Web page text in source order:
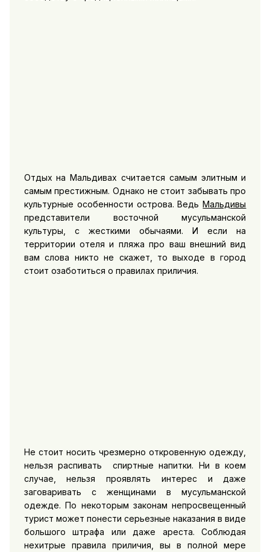
Отдых на Мальдивах считается самым элитным и
самым престижным. Однако не стоит забывать про
культурные особенности острова. ВедьМальдивы
представители восточной мусульманской
культуры, с жесткими обычаями. И если на
территории отеля и пляжа про ваш внешний вид
вам слова никто не скажет, то выходе в город
стоит озаботиться о правилах приличия.
Не стоит носить чрезмерно откровенную одежду,
нельзя распивать спиртные напитки. Ни в коем
случае, нельзя проявлять интерес и даже
заговаривать с женщинами в мусульманской
одежде. По некоторым законам непросвещенный
турист может понести серьезные наказания в виде
большого штрафа или даже ареста. Соблюдая
нехитрые правила приличия, вы в полной мере